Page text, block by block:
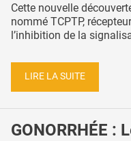
Cette nouvelle
nommé TCPTP,
l’inhibition de la
LIRE LA SUITE
GONORRHÉE :